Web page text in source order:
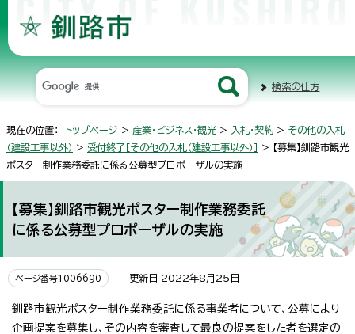
検索の仕方
現在の位置： トップページ > 産業・ビジネス・観光 > 入札・契約 > その他の入札
（建設工事以外） > 受付終了［その他の入札（建設工事以外）］
> 【募集】釧路市観光
ポスター制作業務委託に係る公募型プロポーザルの実施
【募集】釧路市観光ポスター制作業務委託
に係る公募型プロポーザルの実施
ページ番号1006690 更新日 2022年8月25日
釧路市観光ポスター制作業務委託に係る事業者について、公募により
企画提案を募集し、その内容を審査して最良の提案をした者を選定の